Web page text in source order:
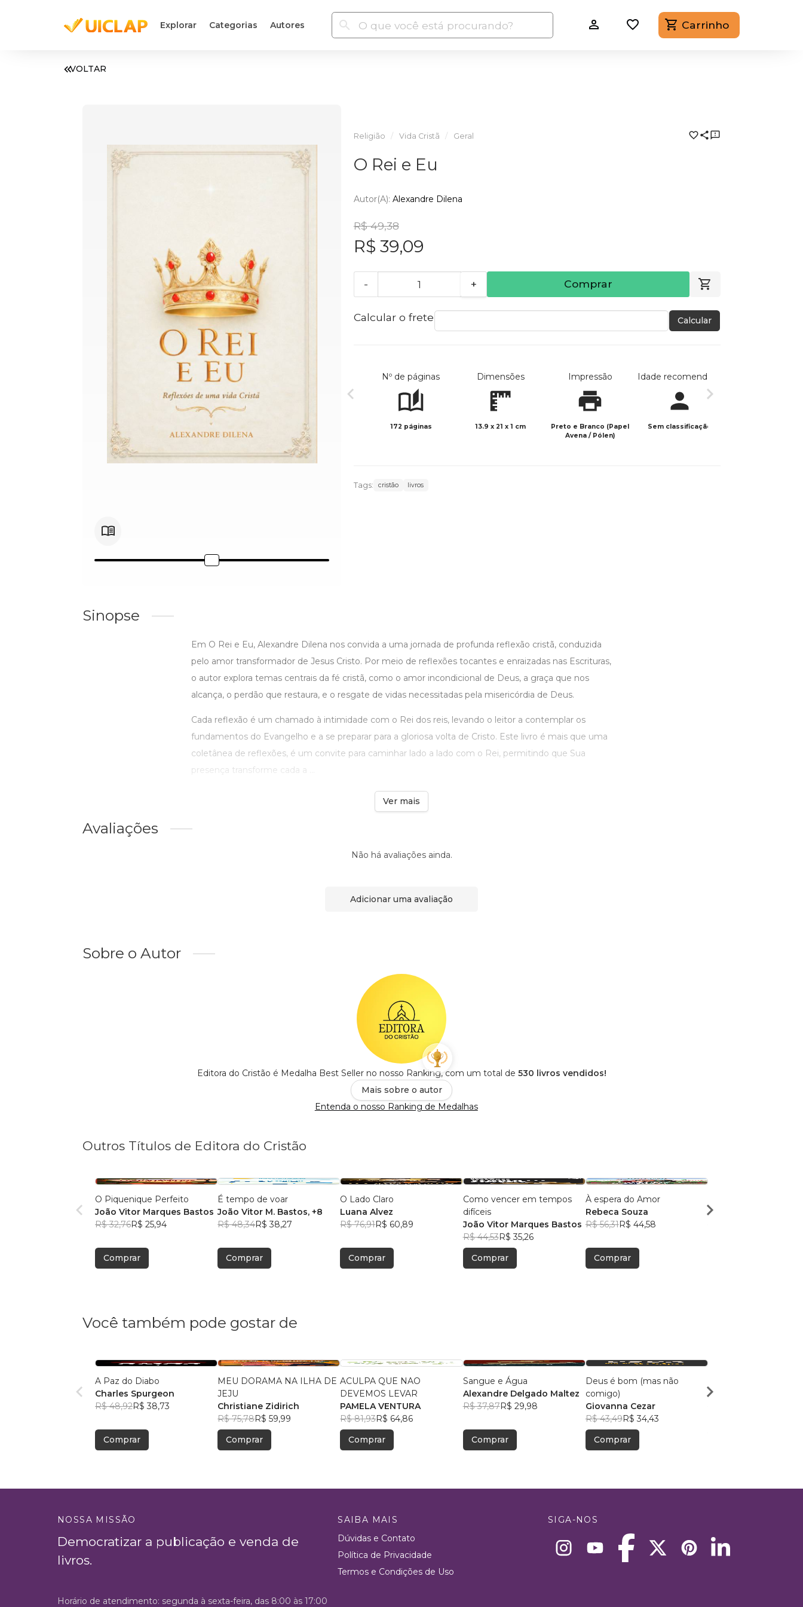
Explorar Categorias Autores Carrinho
VOLTAR
Religião Vida Cristã Geral
O Rei e Eu
Autor(a): Alexandre Dilena
R$ 49,38
R$ 39,09
- + Comprar
Calcular o frete Calcular
Nº de páginas
172 páginas
Dimensões
13.9 x 21 x 1 cm
Impressão
Preto e Branco (Papel
Avena / Pólen)
Idade recomendada
Sem classificação
Tags: cristão livros
Sinopse
Em O Rei e Eu, Alexandre Dilena nos convida a uma jornada de profunda reflexão cristã, conduzida
pelo amor transformador de Jesus Cristo. Por meio de reflexões tocantes e enraizadas nas Escrituras,
o autor explora temas centrais da fé cristã, como o amor incondicional de Deus, a graça que nos
alcança, o perdão que restaura, e o resgate de vidas necessitadas pela misericórdia de Deus.
Cada reflexão é um chamado à intimidade com o Rei dos reis, levando o leitor a contemplar os
fundamentos do Evangelho e a se preparar para a gloriosa volta de Cristo. Este livro é mais que uma
coletânea de reflexões, é um convite para caminhar lado a lado com o Rei, permitindo que Sua
presença transforme cada a ...
Ver mais
Avaliações
Não há avaliações ainda.
Adicionar uma avaliação
Sobre o Autor
Editora do Cristão é Medalha Best Seller no nosso Ranking, com um total de 530 livros vendidos!
Mais sobre o autor
Entenda o nosso Ranking de Medalhas
Outros Títulos de Editora do Cristão
O Piquenique Perfeito
João Vitor Marques Bastos
R$ 32,76R$ 25,94
Comprar
É tempo de voar
João Vitor M. Bastos, +8
R$ 48,34R$ 38,27
Comprar
O Lado Claro
Luana Alvez
R$ 76,91R$ 60,89
Comprar
Como vencer em tempos
difíceis
João Vitor Marques Bastos
R$ 44,53R$ 35,26
Comprar
À espera do Amor
Rebeca Souza
R$ 56,31R$ 44,58
Comprar
João Vitor M. Bastos
Você também pode gostar de
A Paz do Diabo
Charles Spurgeon
R$ 48,92R$ 38,73
Comprar
MEU DORAMA NA ILHA DE
JEJU
Christiane Zidirich
R$ 75,78R$ 59,99
Comprar
ACULPA QUE NAO
DEVEMOS LEVAR
PAMELA VENTURA
R$ 81,93R$ 64,86
Comprar
Sangue e Água
Alexandre Delgado Maltez
R$ 37,87R$ 29,98
Comprar
Deus é bom (mas não
comigo)
Giovanna Cezar
R$ 43,49R$ 34,43
Comprar
ROGÉRIO PAIVA
NOSSA MISSÃO
Democratizar a publicação e venda de
livros.
SAIBA MAIS
Dúvidas e Contato
Política de Privacidade
Termos e Condições de Uso
SIGA-NOS
Horário de atendimento: segunda à sexta-feira, das 8:00 às 17:00